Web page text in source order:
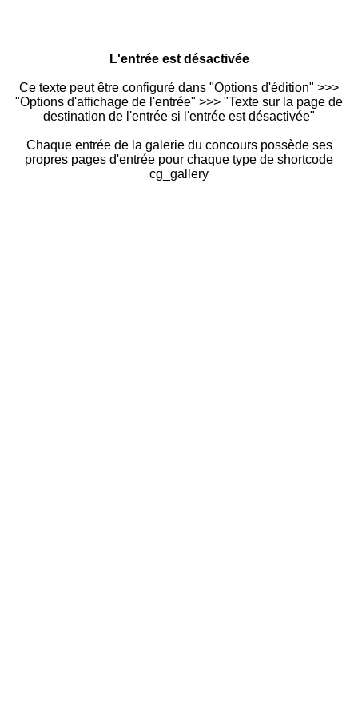
L'entrée est désactivée
Ce texte peut être configuré dans "Options d'édition" >>>
"Options d'affichage de l'entrée" >>> "Texte sur la page de
destination de l'entrée si l'entrée est désactivée"
Chaque entrée de la galerie du concours possède ses
propres pages d'entrée pour chaque type de shortcode
cg_gallery